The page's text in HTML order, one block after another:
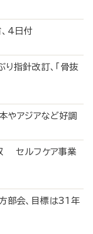
4日付
指針改訂、「骨抜
やアジアなど好調
セルフケア事業
部会、目標は31年